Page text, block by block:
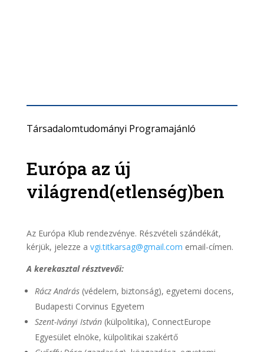
Társadalomtudományi Programajánló
Európa az új
világrend(etlenség)ben
Az Európa Klub rendezvénye. Részvételi szándékát,
kérjük, jelezze a vgi.titkarsag@gmail.com email-címen.
A kerekasztal résztvevői:
Rácz András(védelem, biztonság), egyetemi docens,
Budapesti Corvinus Egyetem
Szent-Iványi István(külpolitika), ConnectEurope
Egyesület elnöke, külpolitikai szakértő